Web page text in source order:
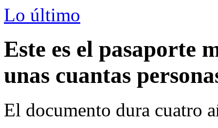
Lo último
Este es el pasaporte
unas cuantas
El documento dura cuatro